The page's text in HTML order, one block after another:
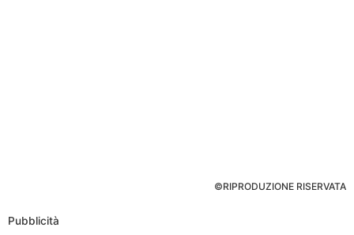
©RIPRODUZIONE RISERVATA
Pubblicità